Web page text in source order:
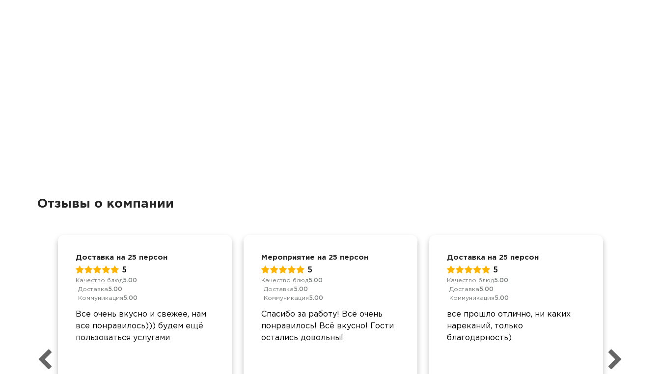
Отзывы о компании
Доставка на 25 персон
5
Качество блюд5.00
Доставка5.00
Коммуникация5.00
Все очень вкусно и свежее, нам
все понравилось))) будем ещё
пользоваться услугами
Мероприятие на 25 персон
5
Качество блюд5.00
Доставка5.00
Коммуникация5.00
Спасибо за работу! Всё очень
понравилось! Всё вкусно! Гости
остались довольны!
Доставка на 25 персон
5
Качество блюд5.00
Доставка5.00
Коммуникация5.00
все прошло отлично, ни каких
нареканий, только
благодарность)